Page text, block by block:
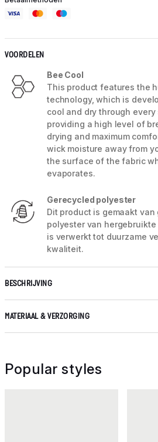
VOORDELEN
Bee Cool
This product features the
technology, which is
cool and dry through every
providing a high level of
drying and maximum
wick moisture away from
the surface of the fabric
evaporates.
Gerecycled polyester
Dit product is gemaakt van
polyester van
is verwerkt tot duurzame
kwaliteit.
BESCHRIJVING
MATERIAAL & VERZORGING
Popular styles